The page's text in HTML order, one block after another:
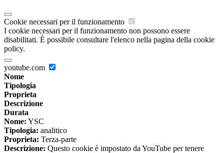
Cookie necessari per il funzionamento
I cookie necessari per il funzionamento non possono essere
disabilitati. È possibile consultare l'elenco nella pagina della cookie
policy.
youtube.com
Nome
Tipologia
Proprieta
Descrizione
Durata
Nome: YSC
Tipologia: analitico
Proprieta: Terza-parte
Descrizione: Questo cookie è impostato da YouTube per tenere